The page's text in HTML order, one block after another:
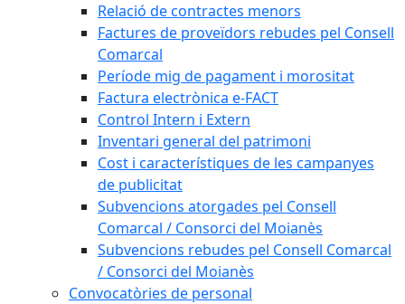
Relació de contractes menors
Factures de proveïdors rebudes pel Consell
Comarcal
Període mig de pagament i morositat
Factura electrònica e-FACT
Control Intern i Extern
Inventari general del patrimoni
Cost i característiques de les campanyes
de publicitat
Subvencions atorgades pel Consell
Comarcal / Consorci del Moianès
Subvencions rebudes pel Consell Comarcal
/ Consorci del Moianès
Convocatòries de personal